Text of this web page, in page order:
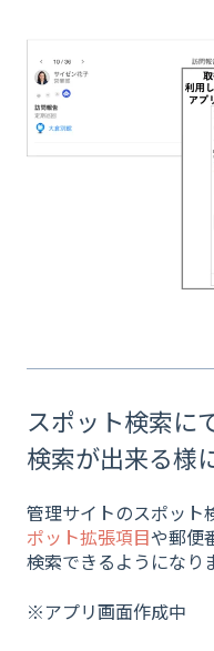
スポット検索に
検索が出来る様
管理サイトのスポット
ポット拡張項目や郵便
検索できるようになり
※アプリ画面作成中